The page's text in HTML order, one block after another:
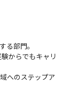
自ら考えを持
人向けのコース
ードする。
る部門。
からでもキャリ
へのステップア